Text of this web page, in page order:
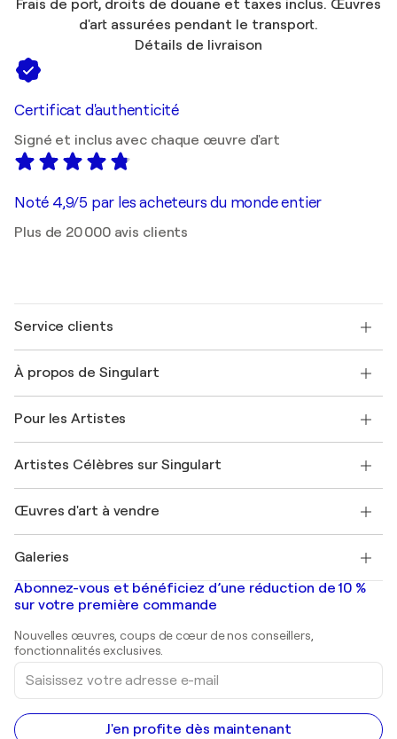
Frais de port, droits de douane et taxes inclus. Œuvres
d'art assurées pendant le transport.
Détails de livraison
Certificat d'authenticité
Signé et inclus avec chaque œuvre d'art
Noté 4,9/5 par les acheteurs du monde entier
Plus de 20 000 avis clients
Service clients
Expédition
Offrir une carte cadeau
Rejoignez notre programme commercial
Mon compte
+33 1 76 44 06 42
À propos de Singulart
FAQ
Magazine Singulart
Emplois
Découvrez une sélection d'art original
Pour les Artistes
Se connecter en tant qu'Artiste
Artistes Célèbres sur Singulart
Marc Chagall
Banksy
Mr. Brainwash
Shepard Fairey
Œuvres d'art à vendre
Tableaux abstraits à vendre
Peintures de paysage
Estampes
Peintures acryliques
Galeries
Galeries d'art en France
Galeries d'art en Belgique
Abonnez-vous et bénéficiez d’une réduction de 10 %
sur votre première commande
Nouvelles œuvres, coups de cœur de nos conseillers,
fonctionnalités exclusives.
Saisissez
votre
adresse
e-
mail
J'en profite dès maintenant